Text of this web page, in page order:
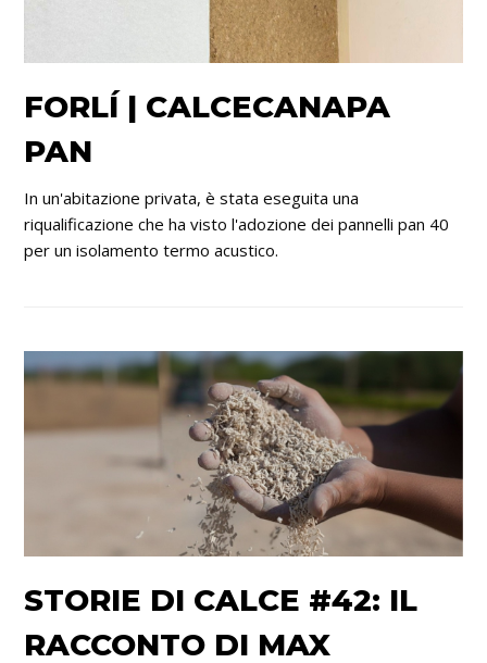
FORLÍ | CALCECANAPA
PAN
In un'abitazione privata, è stata eseguita una
riqualificazione che ha visto l'adozione dei pannelli pan 40
per un isolamento termo acustico.
STORIE DI CALCE #42: IL
RACCONTO DI MAX